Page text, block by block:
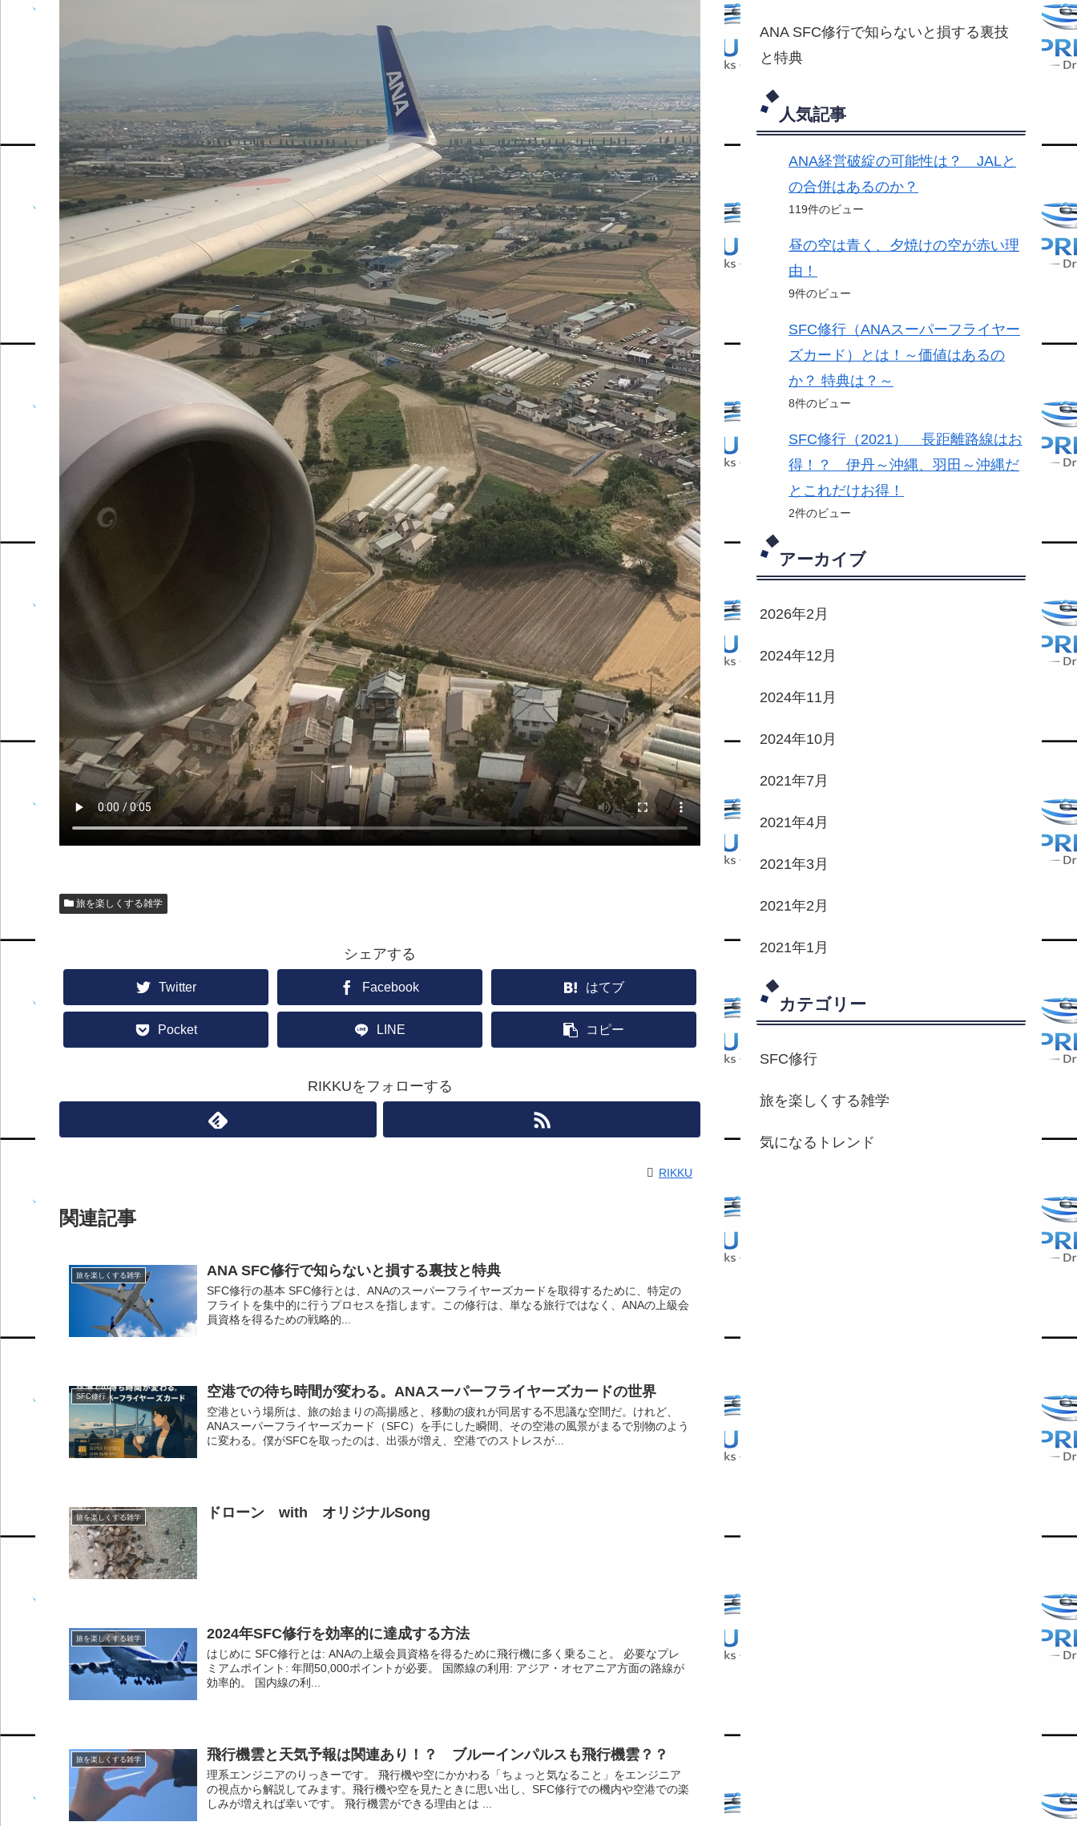
旅を楽しくする雑学
シェアする
Twitter Facebook はてブ
Pocket LINE コピー
RIKKUをフォローする
RIKKU
関連記事
旅を楽しくする雑学 ANA SFC修行で知らないと損する裏技と特典
SFC修行の基本 SFC修行とは、ANAのスーパーフライヤーズカードを取得するために、特定の
フライトを集中的に行うプロセスを指します。この修行は、単なる旅行ではなく、ANAの上級会
員資格を得るための戦略的...
SFC修行 空港での待ち時間が変わる。ANAスーパーフライヤーズカードの世界
空港という場所は、旅の始まりの高揚感と、移動の疲れが同居する不思議な空間だ。けれど、
ANAスーパーフライヤーズカード（SFC）を手にした瞬間、その空港の風景がまるで別物のよう
に変わる。僕がSFCを取ったのは、出張が増え、空港でのストレスが...
旅を楽しくする雑学 ドローン with オリジナルSong
旅を楽しくする雑学 2024年SFC修行を効率的に達成する方法
はじめに SFC修行とは: ANAの上級会員資格を得るために飛行機に多く乗ること。 必要なプレ
ミアムポイント: 年間50,000ポイントが必要。 国際線の利用: アジア・オセアニア方面の路線が
効率的。 国内線の利...
旅を楽しくする雑学 飛行機雲と天気予報は関連あり！？ ブルーインパルスも飛行機雲？？
理系エンジニアのりっきーです。 飛行機や空にかかわる「ちょっと気なること」をエンジニア
の視点から解説してみます。飛行機や空を見たときに思い出し、SFC修行での機内や空港での楽
しみが増えれば幸いです。 飛行機雲ができる理由とは ...
ANA SFC修行で知らないと損する裏技
と特典
人気記事
ANA経営破綻の可能性は？ JALと
の合併はあるのか？
119件のビュー
昼の空は青く、夕焼けの空が赤い理
由！
9件のビュー
SFC修行（ANAスーパーフライヤー
ズカード）とは！～価値はあるの
か？ 特典は？～
8件のビュー
SFC修行（2021） 長距離路線はお
得！？ 伊丹～沖縄、羽田～沖縄だ
とこれだけお得！
2件のビュー
アーカイブ
2026年2月
2024年12月
2024年11月
2024年10月
2021年7月
2021年4月
2021年3月
2021年2月
2021年1月
カテゴリー
SFC修行
旅を楽しくする雑学
気になるトレンド